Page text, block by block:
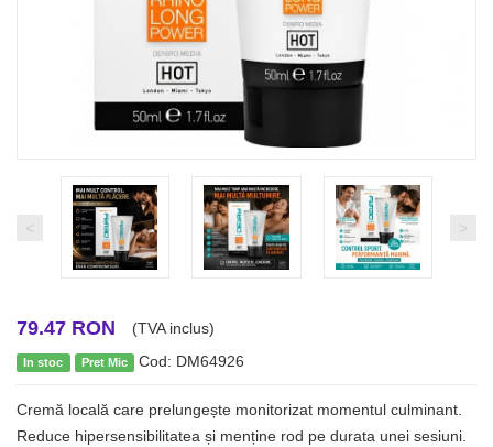
< >
79.47 RON (TVA inclus)
In stoc Pret Mic Cod: DM64926
Cremă locală care prelungește monitorizat momentul culminant.
Reduce hipersensibilitatea și menține rod pe durata unei sesiuni.